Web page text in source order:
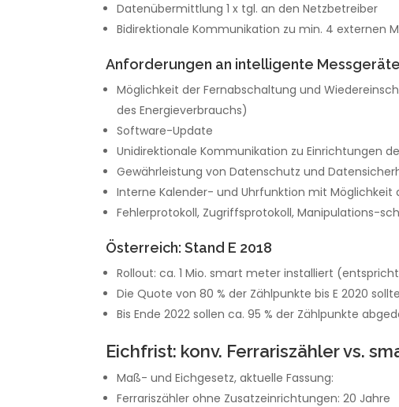
Datenübermittlung 1 x tgl. an den Netzbetreiber
Bidirektionale Kommunikation zu min. 4 externen
Anforderungen an intelligente Messgeräte
Möglichkeit der Fernabschaltung und
des Energieverbrauchs)
Software-Update
Unidirektionale Kommunikation zu Einrichtungen
Gewährleistung von Datenschutz und
Interne Kalender- und Uhrfunktion mit Möglichkeit
Fehlerprotokoll, Zugriffsprotokoll, Manipulations-
Österreich: Stand E 2018
Rollout: ca. 1 Mio. smart meter installiert
Die Quote von 80 % der Zählpunkte bis E 2020
Bis Ende 2022 sollen ca. 95 % der Zählpunkte
Eichfrist: konv. Ferrariszähler vs.
Maß- und Eichgesetz, aktuelle Fassung:
Ferrariszähler ohne Zusatzeinrichtungen: 20 Jahre